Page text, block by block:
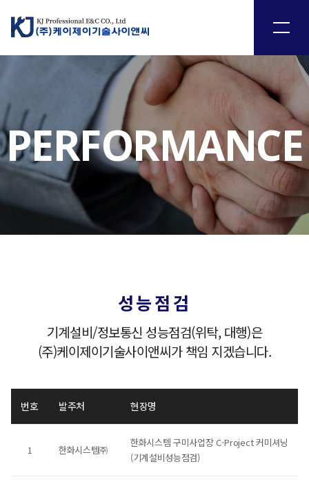
PERFORMANCE
성능점검
기계설비/정보통신 성능점검(위탁, 대행)은
(주)케이제이기술사이앤씨가 책임 지겠습니다.
번호 발주처 현장명
1 한화시스템㈜
한화시스템 구미사업장 C-Project 커미셔닝
(기계설비성능점검)